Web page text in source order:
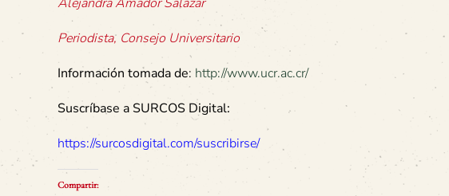
Periodista, Consejo Universitario
Información tomada de: http://www.ucr.ac.cr/
Suscríbase a SURCOS Digital:
https://surcosdigital.com/suscribirse/
Compartir: